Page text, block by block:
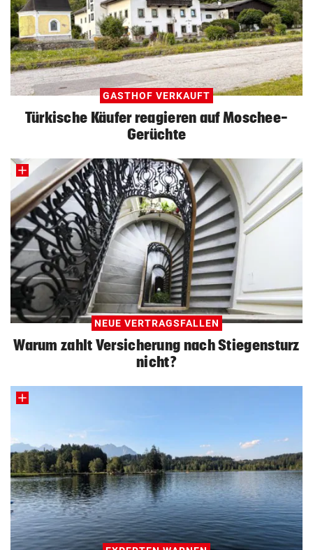
GASTHOF VERKAUFT
Türkische Käufer reagieren auf Moschee-
Gerüchte
NEUE VERTRAGSFALLEN
Warum zahlt Versicherung nach Stiegensturz
nicht?